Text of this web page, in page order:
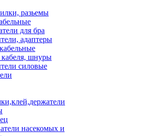
разьемы
для бра
адаптеры
шнуры
силовые
насекомых и